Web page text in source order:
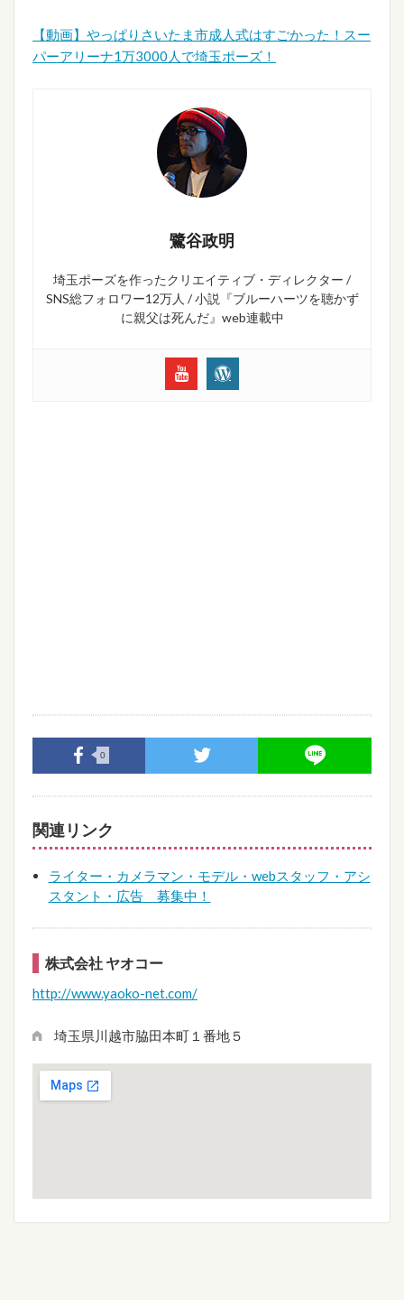
【動画】やっぱりさいたま市成人式はすごかった！スー
パーアリーナ1万3000人で埼玉ポーズ！
鷺谷政明
埼玉ポーズを作ったクリエイティブ・ディレクター /
SNS総フォロワー12万人 / 小説『ブルーハーツを聴かず
に親父は死んだ』web連載中
0
関連リンク
ライター・カメラマン・モデル・webスタッフ・アシ
スタント・広告 募集中！
株式会社 ヤオコー
http://www.yaoko-net.com/
埼玉県川越市脇田本町１番地５